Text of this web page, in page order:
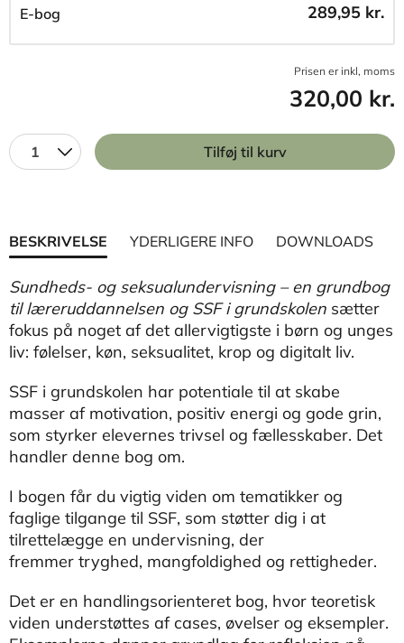
E-bog 289,95 kr.
Prisen er inkl, moms
320,00 kr.
1 Tilføj til kurv
BESKRIVELSE YDERLIGERE INFO DOWNLOADS
Sundheds- og seksualundervisning – en grundbog
til læreruddannelsen og SSF i grundskolen sætter
fokus på noget af det allervigtigste i børn og unges
liv: følelser, køn, seksualitet, krop og digitalt liv.
SSF i grundskolen har potentiale til at skabe
masser af motivation, positiv energi og gode grin,
som styrker elevernes trivsel og fællesskaber. Det
handler denne bog om.
I bogen får du vigtig viden om tematikker og
faglige tilgange til SSF, som støtter dig i at
tilrettelægge en undervisning, der
fremmer tryghed, mangfoldighed og rettigheder.
Det er en handlingsorienteret bog, hvor teoretisk
viden understøttes af cases, øvelser og eksempler.